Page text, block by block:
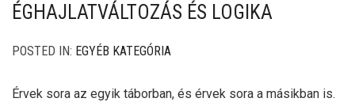
ÉGHAJLATVÁLTOZÁS ÉS LOGIKA
POSTED IN: EGYÉB KATEGÓRIA
Érvek sora az egyik táborban, és érvek sora a másikban is.